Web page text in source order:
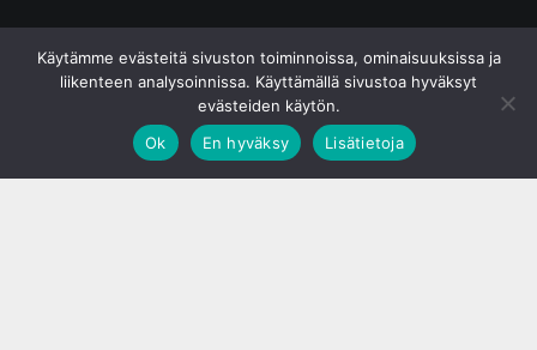
Käytämme evästeitä sivuston toiminnoissa, ominaisuuksissa ja
liikenteen analysoinnissa. Käyttämällä sivustoa hyväksyt
evästeiden käytön.
Ok
En hyväksy Lisätietoja